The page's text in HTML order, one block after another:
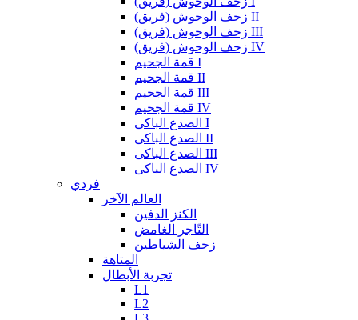
زحف الوحوش (فريق) II
زحف الوحوش (فريق) III
زحف الوحوش (فريق) IV
قمة الجحيم I
قمة الجحيم II
قمة الجحيم III
قمة الجحيم IV
الصدع الباكى I
الصدع الباكى II
الصدع الباكى III
الصدع الباكى IV
فردي
العالم الآخر
الكنز الدفين
التّاجر الغامض
زحف الشياطين
المتاهة
تجربة الأبطال
L1
L2